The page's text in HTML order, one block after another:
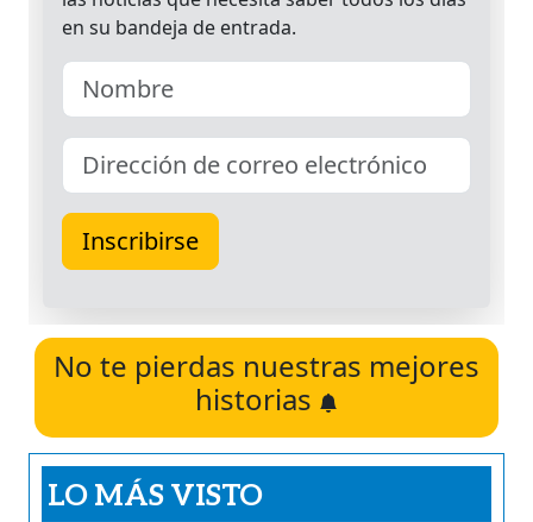
No te pierdas nuestras mejores
historias
LO MÁS VISTO